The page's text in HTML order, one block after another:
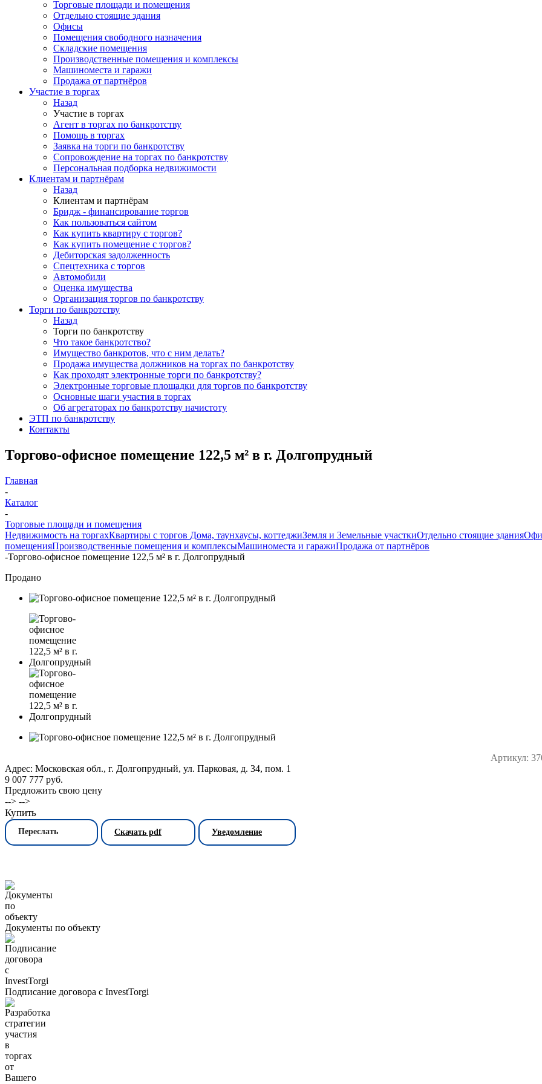
Торговые площади и помещения
Отдельно стоящие здания
Офисы
Помещения свободного назначения
Складские помещения
Производственные помещения и комплексы
Машиноместа и гаражи
Продажа от партнёров
Участие в торгах
Назад
Участие в торгах
Агент в торгах по банкротству
Помощь в торгах
Заявка на торги по банкротству
Сопровождение на торгах по банкротству
Персональная подборка недвижимости
Клиентам и партнёрам
Назад
Клиентам и партнёрам
Бридж - финансирование торгов
Как пользоваться сайтом
Как купить квартиру с торгов?
Как купить помещение с торгов?
Дебиторская задолженность
Спецтехника с торгов
Автомобили
Оценка имущества
Организация торгов по банкротству
Торги по банкротству
Назад
Торги по банкротству
Что такое банкротство?
Имущество банкротов, что с ним делать?
Продажа имущества должников на торгах по банкротству
Как проходят электронные торги по банкротству?
Электронные торговые площадки для торгов по банкротству
Основные шаги участия в торгах
Об агрегаторах по банкротству начистоту
ЭТП по банкротству
Контакты
Торгово-офисное помещение 122,5 м² в г. Долгопрудный
Главная
-
Каталог
-
Торговые площади и помещения
Недвижимость на торгахКвартиры с торгов Дома, таунхаусы, коттеджиЗемля и Земельные участкиОтдельно стоящие здания
помещенияПроизводственные помещения и комплексыМашиноместа и гаражиПродажа от партнёров
-Торгово-офисное помещение 122,5 м² в г. Долгопрудный
Продано
Артикул:
Адрес: Московская обл., г. Долгопрудный, ул. Парковая, д. 34, пом. 1
9 007 777 руб.
Предложить свою цену
--> -->
Купить
Переслать Скачать pdf Уведомление
Документы по объекту
Подписание договора с InvestTorgi